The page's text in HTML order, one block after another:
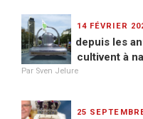
PUBLIÉ
14 FÉVRIER
depuis les
cultivent à
Par Sven Jelure
25